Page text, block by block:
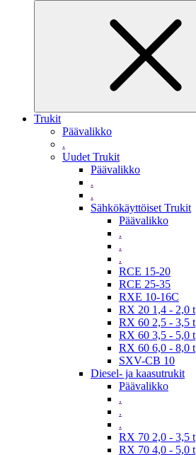
Trukit
Päävalikko
.
Uudet Trukit
Päävalikko
.
.
Sähkökäyttöiset Trukit
Päävalikko
.
.
.
RCE 15-20
RCE 25-35
RXE 10-16C
RX 20 1,4 - 2,0 t
RX 60 2,5 - 3,5 t
RX 60 3,5 - 5,0 t
RX 60 6,0 - 8,0 t
SXV-CB 10
Diesel- ja kaasutrukit
Päävalikko
.
.
.
RX 70 2,0 - 3,5 t
RX 70 4,0 - 5,0 t